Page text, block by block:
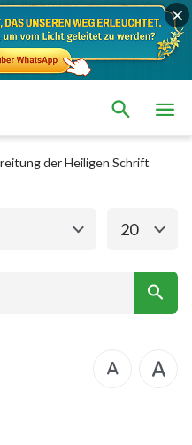
der Heiligen Schrift
Das neue Testament
2. Mose
Nehemia
20